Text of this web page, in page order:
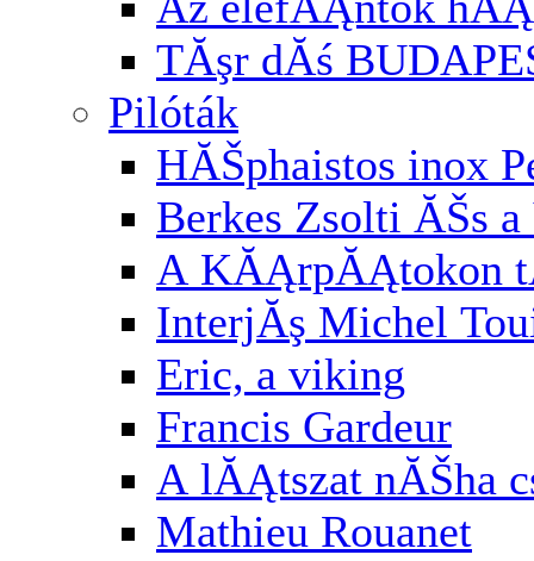
TĂşr dĂś
Pilóták
HĂŠphaistos inox
Berkes Zsolti ĂŠs
A KĂĄrpĂĄtokon
InterjĂş Michel
Eric, a viking
Francis Gardeur
A lĂĄtszat nĂŠha
Mathieu Rouanet